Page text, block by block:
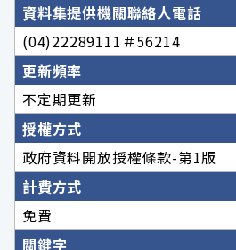
資料集提供機關聯絡人電話
(04)22289111＃56214
更新頻率
不定期更新
授權方式
政府資料開放授權條款-第1版
計費方式
免費
關鍵字